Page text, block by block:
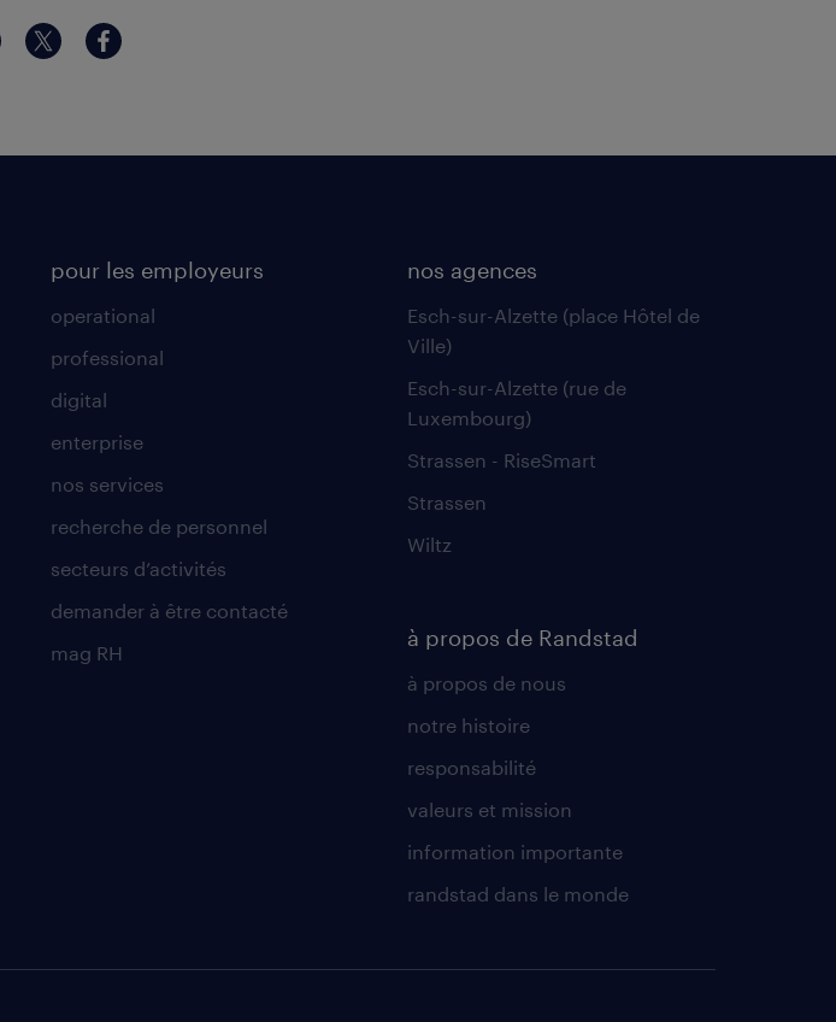
pour les employeurs
operational
professional
digital
enterprise
nos services
recherche de personnel
secteurs d’activités
demander à être contacté
mag RH
nos agences
Esch-sur-Alzette (place Hôtel de
Ville)
Esch-sur-Alzette (rue de
Luxembourg)
Strassen - RiseSmart
Strassen
Wiltz
à propos de Randstad
à propos de nous
notre histoire
responsabilité
valeurs et mission
information importante
randstad dans le monde